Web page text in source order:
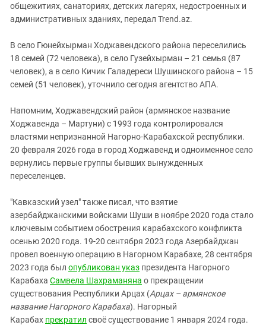
общежитиях, санаториях, детских лагерях, недостроенных и
административных зданиях, передал Trend.az.
В село Гюнейхырман Ходжавендского района переселились
18 семей (72 человека), в село Гузейхырман – 21 семья (87
человек), а в село Кичик Галадереси Шушинского района – 15
семей (51 человек), уточнило сегодня агентство АПА.
Напомним, Ходжавендский район (армянское название
Ходжавенда – Мартуни) с 1993 года контролировался
властями непризнанной Нагорно-Карабахской республики.
20 февраля 2026 года в город Ходжавенд и одноименное село
вернулись первые группы бывших вынужденных
переселенцев.
"Кавказский узел" также писал, что взятие
азербайджанскими войсками Шуши в ноябре 2020 года стало
ключевым событием обострения карабахского конфликта
осенью 2020 года. 19-20 сентября 2023 года Азербайджан
провел военную операцию в Нагорном Карабахе, 28 сентября
2023 года был опубликован указ президента Нагорного
Карабаха Самвела Шахраманяна о прекращении
существования Республики Арцах (Арцах – армянское
название Нагорного Карабаха). Нагорный
Карабах прекратил своё существование 1 января 2024 года.